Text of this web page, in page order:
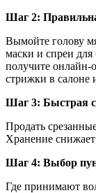
Шаг 2:
Вымойте голову
маски и спреи для
получите онлайн-
стрижки в салоне
Шаг 3: Быстрая
Продать
Хранение
Шаг 4: Выбор
Где принимают